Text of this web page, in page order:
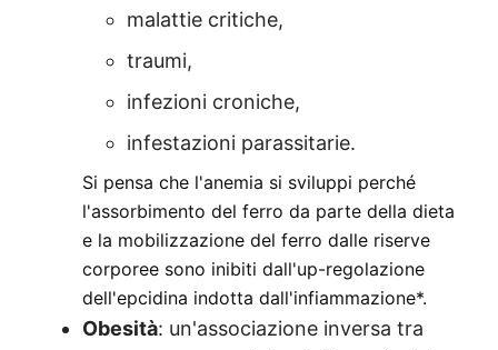
malattie critiche,
traumi,
infezioni croniche,
infestazioni parassitarie.
Si pensa che l'anemia si sviluppi perché
l'assorbimento del ferro da parte della dieta
e la mobilizzazione del ferro dalle riserve
corporee sono inibiti dall'up-regolazione
dell'epcidina indotta dall'infiammazione*.
Obesità: un'associazione inversa tra